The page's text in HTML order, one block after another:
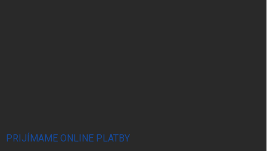
PRIJÍMAME ONLINE PLATBY